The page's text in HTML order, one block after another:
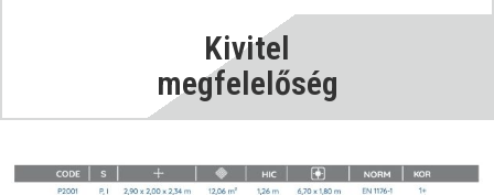
Kivitel
megfelelőség